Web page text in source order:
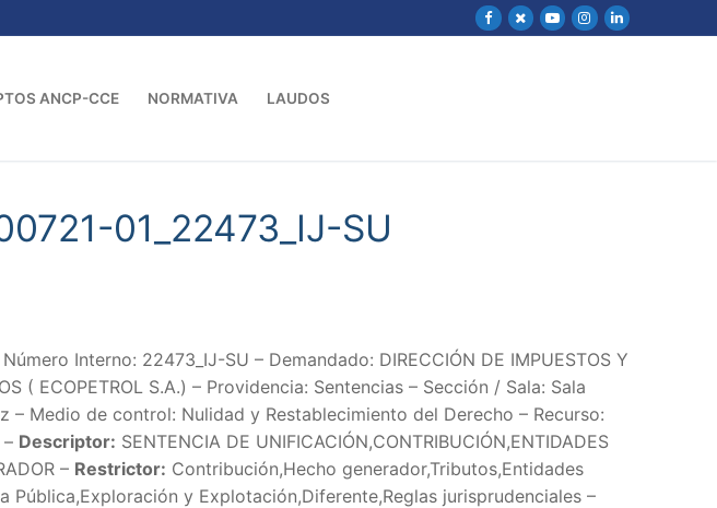
ANCP-CCE NORMATIVA LAUDOS
01_22473_IJ-SU
Interno: 22473_IJ-SU – Demandado: DIRECCIÓN DE IMPUESTOS Y
( ECOPETROL S.A.) – Providencia: Sentencias – Sección / Sala: Sala
– Medio de control: Nulidad y Restablecimiento del Derecho – Recurso:
Descriptor: SENTENCIA DE UNIFICACIÓN,CONTRIBUCIÓN,ENTIDADES
– Restrictor: Contribución,Hecho generador,Tributos,Entidades
y Explotación,Diferente,Reglas jurisprudenciales –